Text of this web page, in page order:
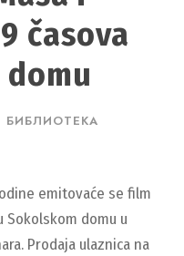
časova
БИБЛИОТЕКА
emitovaće se film
Sokolskom domu u
Prodaja ulaznica na